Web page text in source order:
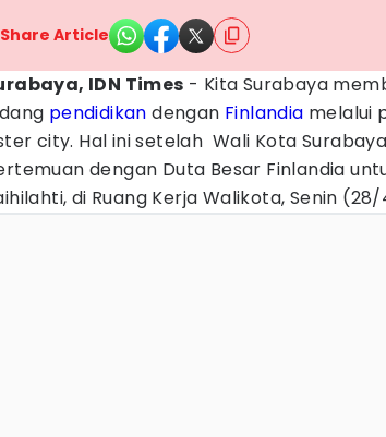
Share Article
IDN Times - Kita Surabaya
pendidikan dengan Finlandia melalui
city. Hal ini setelah Wali Kota
dengan Duta Besar Finlandia
di Ruang Kerja Walikota, Senin